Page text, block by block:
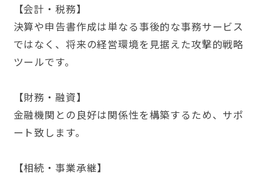
【会計・税務】
決算や申告書作成は単なる事後的な事務サービス
ではなく、将来の経営環境を見据えた攻撃的戦略
ツールです。
【財務・融資】
金融機関との良好は関係性を構築するため、サポ
ート致します。
【相続・事業承継】